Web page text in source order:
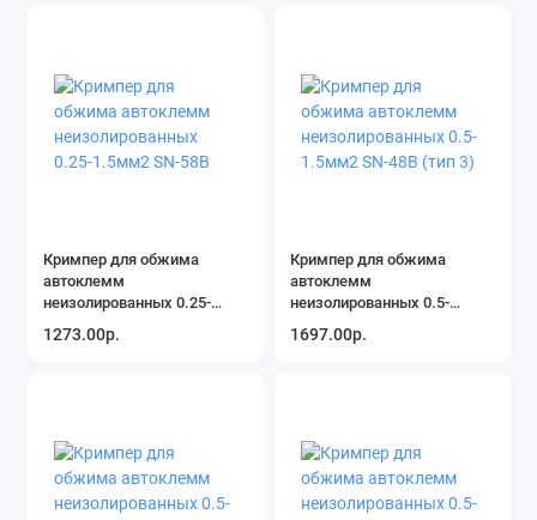
Кримпер для обжима
автоклемм
неизолированных 0.25-
1273.00р.
Кримпер для обжима
автоклемм
неизолированных 0.5-
1697.00р.